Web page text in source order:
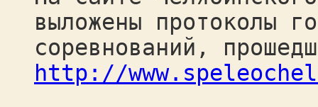
выложены протоколы
соревнований,
http://